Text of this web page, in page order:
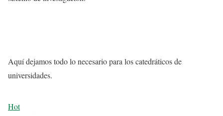
Aquí dejamos todo lo necesario para los catedráticos de
universidades.
Hot